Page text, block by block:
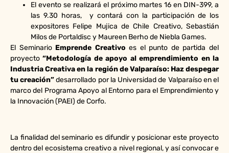
El evento se realizará el próximo martes 16 en DIN-399, a
las 9.30 horas, y contará con la participación de los
expositores Felipe Mujica de Chile Creativo, Sebastián
Milos de Portaldisc y Maureen Berho de Niebla Games.
El Seminario Emprende Creativo es el punto de partida del
proyecto“Metodología de apoyo al emprendimiento en la
Industria Creativa en la región de Valparaíso: Haz despegar
tu creación”desarrollado por la Universidad de Valparaíso en el
marco del Programa Apoyo al Entorno para el Emprendimiento y
la Innovación (PAEI) de Corfo.
La finalidad del seminario es difundir y posicionar este proyecto
dentro del ecosistema creativo a nivel regional, y así convocar e